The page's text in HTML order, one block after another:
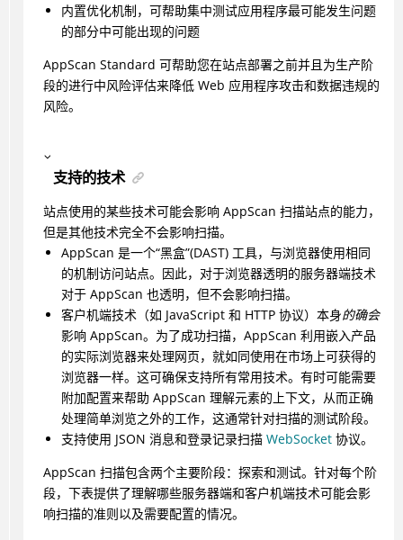
内置优化机制，可帮助集中测试应用程序最可能发生问题
的部分中可能出现的问题
AppScan Standard 可帮助您在站点部署之前并且为生产阶
段的进行中风险评估来降低 Web 应用程序攻击和数据违规的
风险。
支持的技术
站点使用的某些技术可能会影响 AppScan 扫描站点的能力，
但是其他技术完全不会影响扫描。
AppScan 是一个“黑盒”(DAST) 工具，与浏览器使用相同
的机制访问站点。因此，对于浏览器透明的服务器端技术
对于 AppScan 也透明，但不会影响扫描。
客户机端技术（如 JavaScript 和 HTTP 协议）本身的确会
影响 AppScan。为了成功扫描， AppScan 利用嵌入产品
的实际浏览器来处理网页，就如同使用在市场上可获得的
浏览器一样。这可确保支持所有常用技术。有时可能需要
附加配置来帮助 AppScan 理解元素的上下文，从而正确
处理简单浏览之外的工作，这通常针对扫描的测试阶段。
支持使用 JSON 消息和登录记录扫描 WebSocket协议。
AppScan 扫描包含两个主要阶段：探索和测试。针对每个阶
段，下表提供了理解哪些服务器端和客户机端技术可能会影
响扫描的准则以及需要配置的情况。